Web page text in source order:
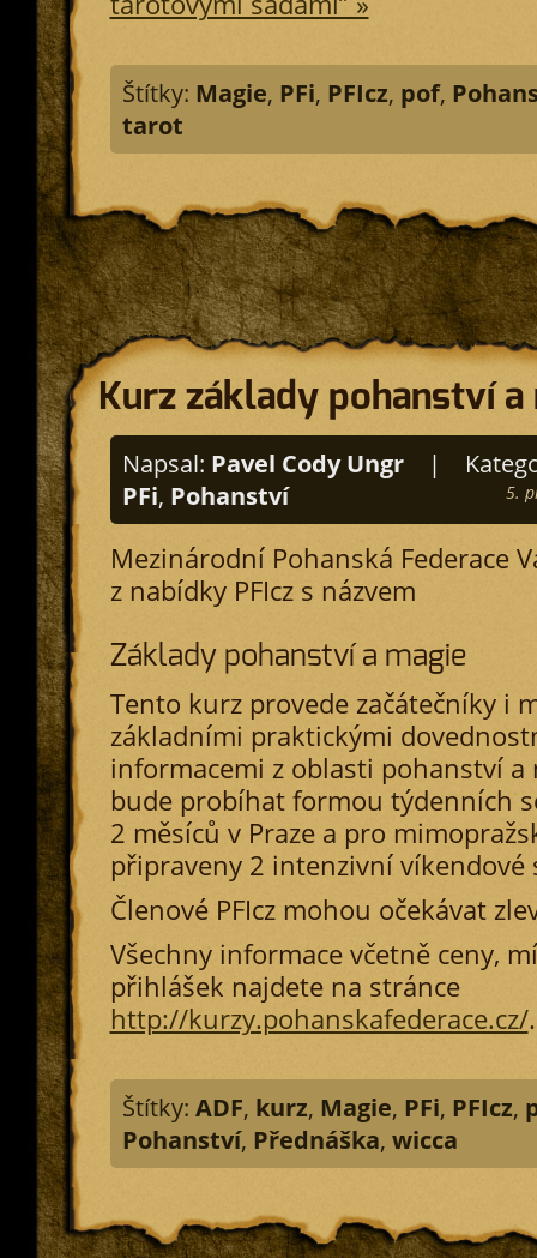
Štítky: Magie, PFi, PFIcz, pof,
tarot
Kurz základy pohanství a
Napsal: Pavel Cody Ungr |
PFi, Pohanství 5.
Mezinárodní Pohanská Federace
z nabídky PFIcz s názvem
Základy pohanství a magie
Tento kurz provede začátečníky i
základními praktickými
informacemi z oblasti pohanství a
bude probíhat formou týdenních
2 měsíců v Praze a pro
připraveny 2 intenzivní víkendové
Členové PFIcz mohou očekávat
Všechny informace včetně ceny,
přihlášek najdete na stránce
http://kurzy.pohanskafederace.cz/.
Štítky: ADF, kurz, Magie, PFi, PFIcz,
Pohanství, Přednáška, wicca